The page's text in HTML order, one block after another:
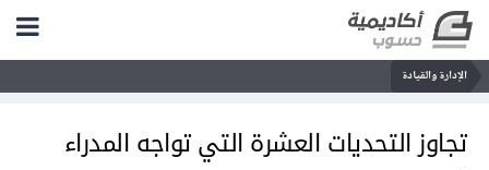
الإدارة والقيادة
تجاوز التحديات العشرة التي تواجه المدراء